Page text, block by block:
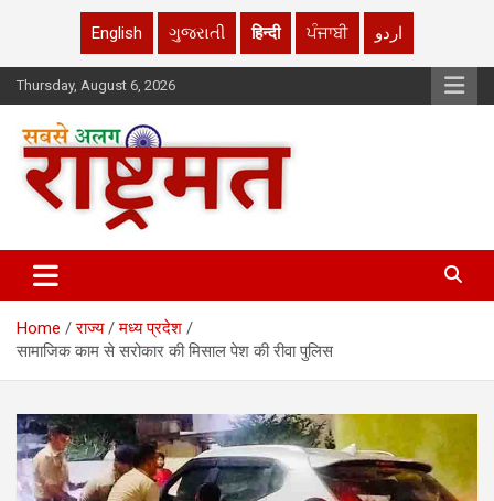
English ગુજરાતી हिन्दी ਪੰਜਾਬੀ اردو
Skip
to
Thursday, August 6, 2026
rashtrmat.com
Home राज्य
मध्य प्रदेश
सामाजिक काम से सरोकार की मिसाल पेश की रीवा पुलिस